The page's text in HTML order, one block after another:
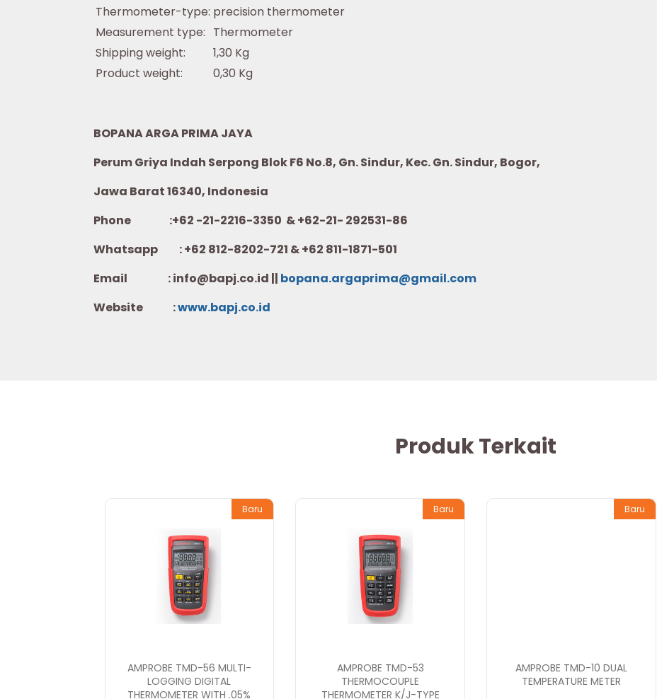
Thermometer-type: precision thermometer
Measurement type: Thermometer
Shipping weight:
1,30 Kg
Product weight:
0,30 Kg
BOPANA ARGA PRIMA JAYA
Perum Griya Indah Serpong Blok F6 No.8, Gn. Sindur, Kec. Gn. Sindur, Bogor,
Jawa Barat 16340, Indonesia
Phone :+62 -21-2216-3350 & +62-21- 292531-86
Whatsapp :+62 812-8202-721 & +62 811-1871-501
Email : info@bapj.co.id || bopana.argaprima@gmail.com
Website :www.bapj.co.id
Produk Terkait
Baru
AMPROBE TMD-56 MULTI-
LOGGING DIGITAL
THERMOMETER WITH .05%
Baru
AMPROBE TMD-53
THERMOCOUPLE
THERMOMETER K/J-TYPE
Baru
AMPROBE TMD-10 DUAL
TEMPERATURE METER